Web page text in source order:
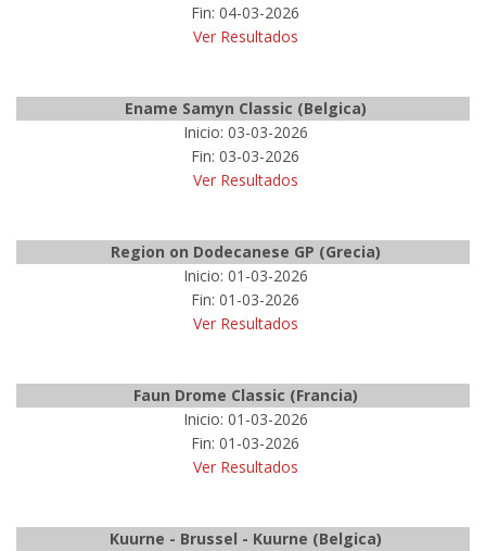
Fin: 04-03-2026
Ver Resultados
Ename Samyn Classic (Belgica)
Inicio: 03-03-2026
Fin: 03-03-2026
Ver Resultados
Region on Dodecanese GP (Grecia)
Inicio: 01-03-2026
Fin: 01-03-2026
Ver Resultados
Faun Drome Classic (Francia)
Inicio: 01-03-2026
Fin: 01-03-2026
Ver Resultados
Kuurne - Brussel - Kuurne (Belgica)